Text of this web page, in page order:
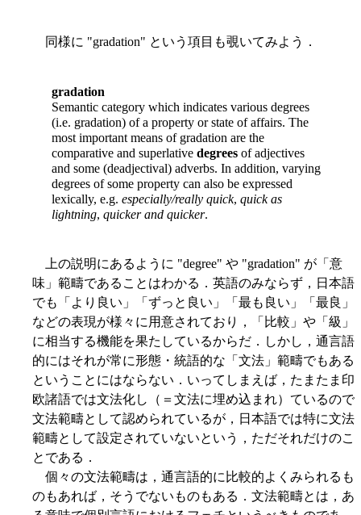
同様に "gradation" という項目も覗いてみよう．
gradation
Semantic category which indicates various degrees
(i.e. gradation) of a property or state of affairs. The
most important means of gradation are the
comparative and superlative degrees of adjectives
and some (deadjectival) adverbs. In addition, varying
degrees of some property can also be expressed
lexically, e.g. especially/really quick, quick as
lightning, quicker and quicker.
上の説明にあるように "degree" や "gradation" が「意
味」範疇であることはわかる．英語のみならず，日本語
でも「より良い」「ずっと良い」「最も良い」「最良」
などの表現が様々に用意されており，「比較」や「級」
に相当する機能を果たしているからだ．しかし，通言語
的にはそれが常に形態・統語的な「文法」範疇でもある
ということにはならない．いってしまえば，たまたま印
欧諸語では文法化し（＝文法に埋め込まれ）ているので
文法範疇として認められているが，日本語では特に文法
範疇として設定されていないという，ただそれだけのこ
とである．
個々の文法範疇は，通言語的に比較的よくみられるも
のもあれば，そうでないものもある．文法範疇とは，あ